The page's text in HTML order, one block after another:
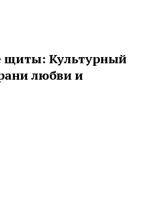
щиты: Культурный
любви и